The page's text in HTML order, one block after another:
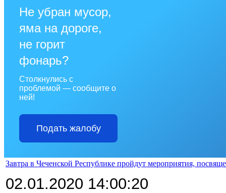
Не убран мусор,
яма на дороге,
не горит
фонарь?
Столкнулись с
проблемой — сообщите о
ней!
Подать жалобу
Завтра в Чеченской Республике пройдут мероприятия,
02.01.2020 14:00:20